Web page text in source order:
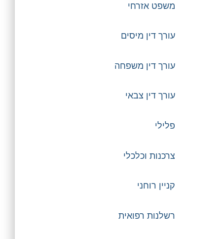
משפט אזרחי
עורך דין מיסים
עורך דין משפחה
עורך דין צבאי
פלילי
צרכנות וכלכלי
קניין רוחני
רשלנות רפואית